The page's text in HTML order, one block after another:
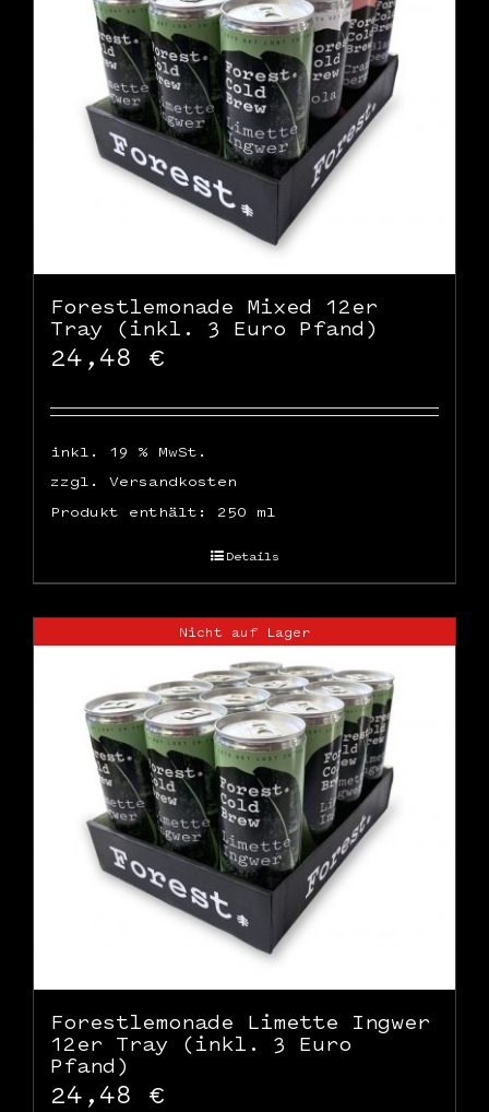
WooCommerce Warenkorb
Forestlemonade Mixed 12er
Tray (inkl. 3 Euro Pfand)
24,48 €
inkl. 19 % MwSt.
zzgl. Versandkosten
Produkt enthält: 250 ml
Details
Nicht auf Lager
Forestlemonade Limette Ingwer
12er Tray (inkl. 3 Euro
Pfand)
24,48 €